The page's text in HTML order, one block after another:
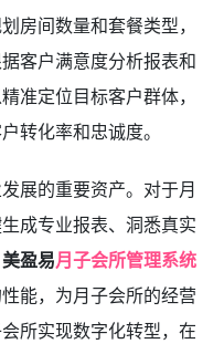
房间数量和套餐类型，
客户满意度分析报表和
准定位目标客户群体，
转化率和忠诚度。
展的重要资产。对于月
成专业报表、洞悉真实
美盈易月子会所管理系统
能，为月子会所的经营
所实现数字化转型，在